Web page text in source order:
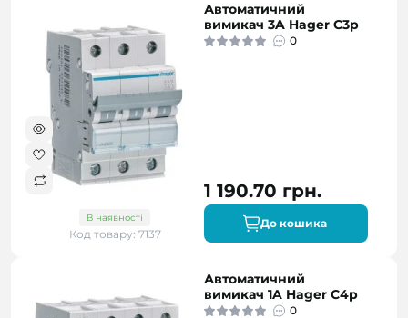
В наявності
Код товару: 7137
Автоматичний
вимикач 3A Hager C3p
0
1 190.70 грн.
До кошика
Автоматичний
вимикач 1A Hager C4p
0